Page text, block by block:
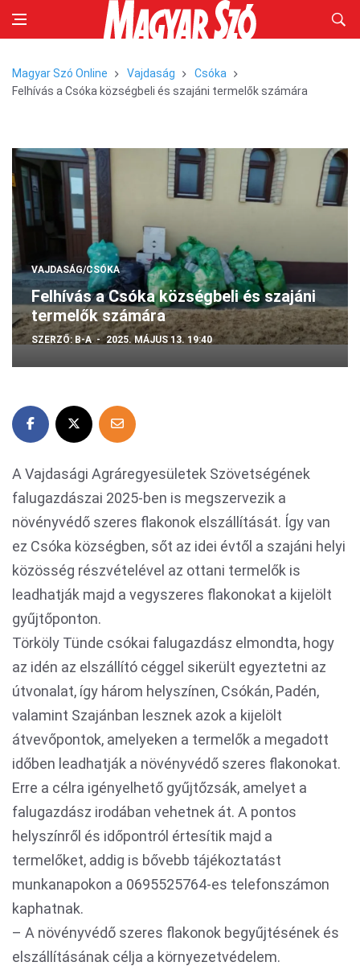
Magyar Szó Online Vajdaság
Csóka
Felhívás a Csóka községbeli és szajáni termelők számára
VAJDASÁG/CSÓKA
Felhívás a Csóka községbeli és szajáni
termelők számára
SZERZŐ: B-A 2025. MÁJUS 13. 19:40
A Vajdasági Agráregyesületek Szövetségének
falugazdászai 2025-ben is megszervezik a
növényvédő szeres flakonok elszállítását. Így van
ez Csóka községben, sőt az idei évtől a szajáni helyi
közösség részvételével az ottani termelők is
leadhatják majd a vegyszeres flakonokat a kijelölt
gyűjtőponton.
Törköly Tünde csókai falugazdász elmondta, hogy
az idén az elszállító céggel sikerült egyeztetni az
útvonalat, így három helyszínen, Csókán, Padén,
valamint Szajánban lesznek azok a kijelölt
átvevőpontok, amelyeken a termelők a megadott
időben leadhatják a növényvédő szeres flakonokat.
Erre a célra igényelhető gyűjtőzsák, amelyet a
falugazdász irodában vehetnek át. A pontos
helyszínről és időpontról értesítik majd a
termelőket, addig is bővebb tájékoztatást
munkanapokon a 0695525764-es telefonszámon
kaphatnak.
– A növényvédő szeres flakonok begyűjtésének és
elszállításának célja a környezetvédelem.